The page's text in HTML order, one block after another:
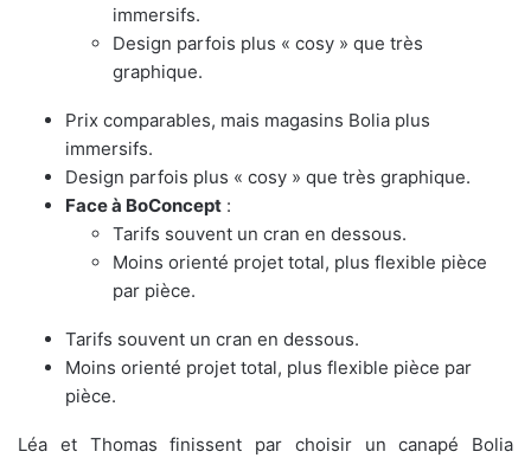
immersifs.
Design parfois plus « cosy » que très
graphique.
Prix comparables, mais magasins Bolia plus
immersifs.
Design parfois plus « cosy » que très graphique.
Face à BoConcept :
Tarifs souvent un cran en dessous.
Moins orienté projet total, plus flexible pièce
par pièce.
Tarifs souvent un cran en dessous.
Moins orienté projet total, plus flexible pièce par
pièce.
Léa et Thomas finissent par choisir un canapé Bolia